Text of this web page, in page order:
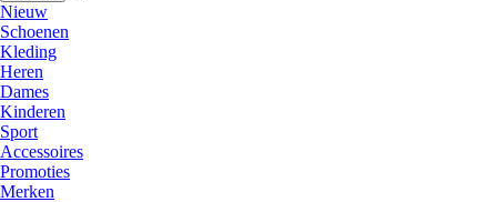
Nieuw
Schoenen
Kleding
Heren
Dames
Kinderen
Sport
Accessoires
Promoties
Merken